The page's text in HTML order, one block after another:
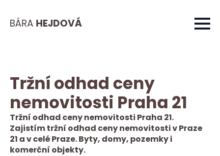
BÁRA HEJDOVÁ
Tržní odhad ceny
nemovitosti Praha 21
Tržní odhad ceny nemovitosti Praha 21.
Zajistím tržní odhad ceny nemovitosti v Praze
21 a v celé Praze. Byty, domy, pozemky i
komerční objekty.